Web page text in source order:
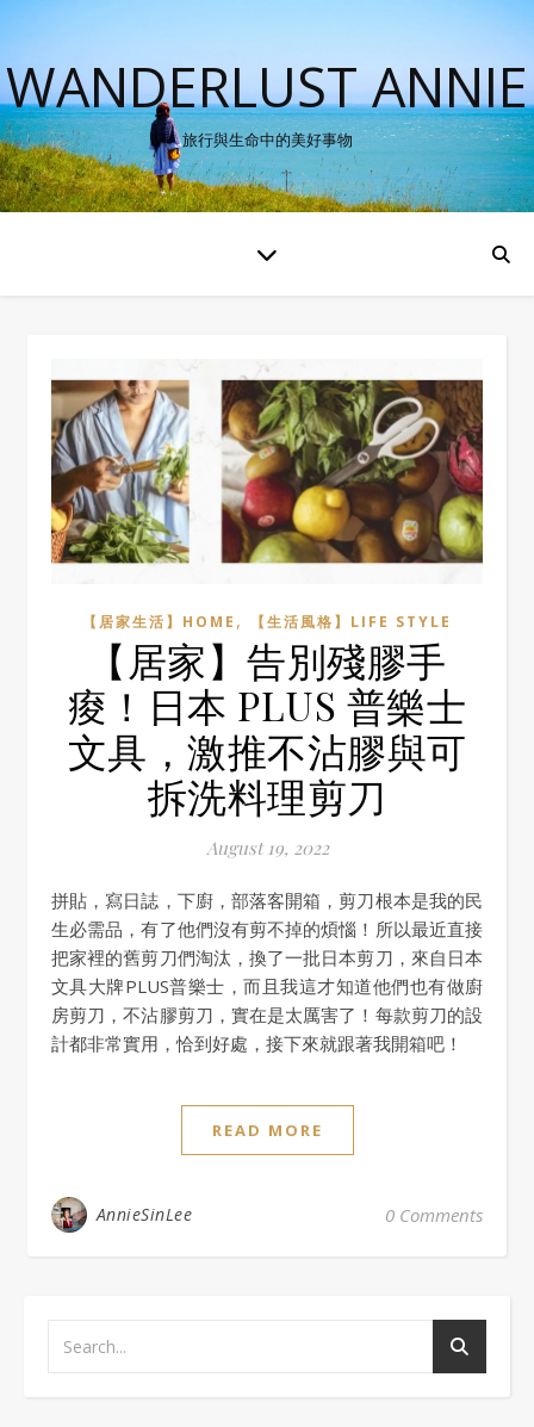
WANDERLUST ANNIE
旅行與生命中的美好事物
【居家生活】HOME , 【生活風格】LIFE STYLE
【居家】告別殘膠手
痠！日本 PLUS 普樂士
文具，激推不沾膠與可
拆洗料理剪刀
August 19, 2022
拼貼，寫日誌，下廚，部落客開箱，剪刀根本是我的民
生必需品，有了他們沒有剪不掉的煩惱！所以最近直接
把家裡的舊剪刀們淘汰，換了一批日本剪刀，來自日本
文具大牌PLUS普樂士，而且我這才知道他們也有做廚
房剪刀，不沾膠剪刀，實在是太厲害了！每款剪刀的設
計都非常實用，恰到好處，接下來就跟著我開箱吧！
READ MORE
AnnieSinLee 0 Comments